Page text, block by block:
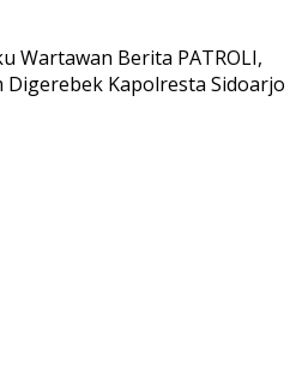
Wartawan Berita PATROLI,
Digerebek Kapolresta Sidoarjo